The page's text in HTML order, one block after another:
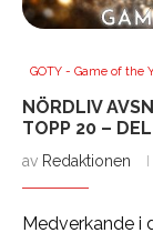
GOTY - Game of the
NÖRDLIV
TOPP 20 – DEL
av Redaktionen
Medverkande i